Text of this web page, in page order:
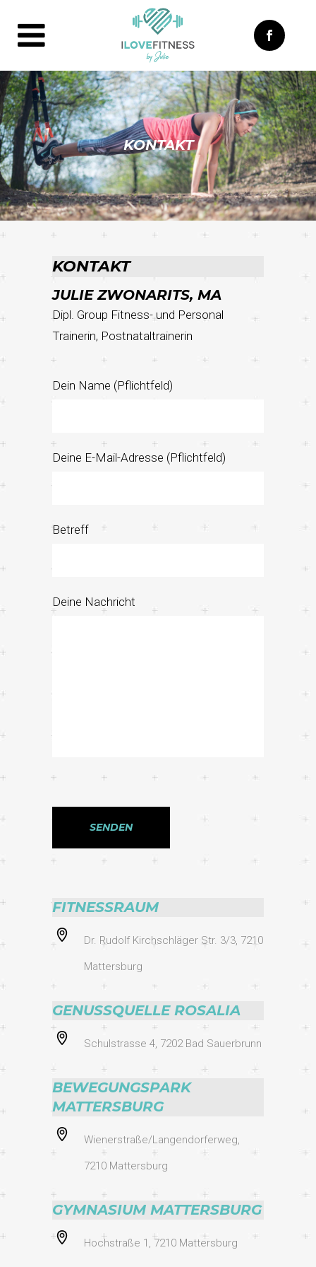
KONTAKT
KONTAKT
JULIE ZWONARITS, MA
Dipl. Group Fitness- und Personal
Trainerin, Postnataltrainerin
Dein Name (Pflichtfeld)
Deine E-Mail-Adresse (Pflichtfeld)
Betreff
Deine Nachricht
FITNESSRAUM
Dr. Rudolf Kirchschläger Str. 3/3, 7210
Mattersburg
GENUSSQUELLE ROSALIA
Schulstrasse 4, 7202 Bad Sauerbrunn
BEWEGUNGSPARK
MATTERSBURG
Wienerstraße/Langendorferweg,
7210 Mattersburg
GYMNASIUM MATTERSBURG
Hochstraße 1, 7210 Mattersburg